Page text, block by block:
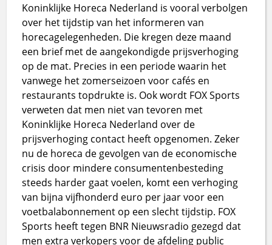
Koninklijke Horeca Nederland is vooral verbolgen
over het tijdstip van het informeren van
horecagelegenheden. Die kregen deze maand
een brief met de aangekondigde prijsverhoging
op de mat. Precies in een periode waarin het
vanwege het zomerseizoen voor cafés en
restaurants topdrukte is. Ook wordt FOX Sports
verweten dat men niet van tevoren met
Koninklijke Horeca Nederland over de
prijsverhoging contact heeft opgenomen. Zeker
nu de horeca de gevolgen van de economische
crisis door mindere consumentenbesteding
steeds harder gaat voelen, komt een verhoging
van bijna vijfhonderd euro per jaar voor een
voetbalabonnement op een slecht tijdstip. FOX
Sports heeft tegen BNR Nieuwsradio gezegd dat
men extra verkopers voor de afdeling public